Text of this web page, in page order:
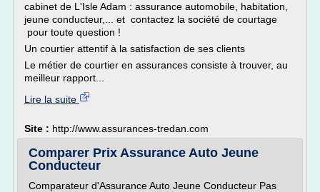
cabinet de L'Isle Adam : assurance automobile, habitation,
jeune conducteur,... et contactez la société de courtage
pour toute question !
Un courtier attentif à la satisfaction de ses clients
Le métier de courtier en assurances consiste à trouver, au
meilleur rapport...
Lire la suite
Site : http://www.assurances-tredan.com
Comparer Prix Assurance Auto Jeune
Conducteur
Comparateur d'Assurance Auto Jeune Conducteur Pas